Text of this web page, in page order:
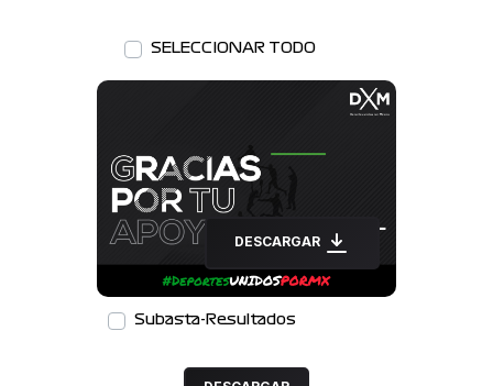
SELECCIONAR TODO
DESCARGAR
Subasta-Resultados